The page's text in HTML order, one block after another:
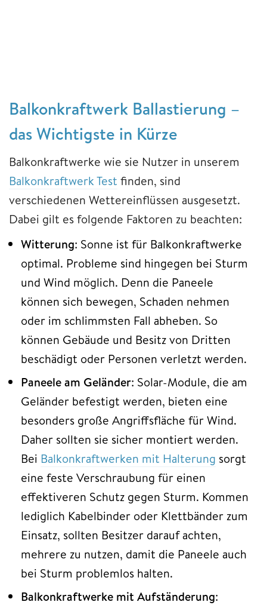
Balkonkraftwerk Ballastierung –
das Wichtigste in Kürze
Balkonkraftwerke wie sie Nutzer in unserem
Balkonkraftwerk Test finden, sind
verschiedenen Wettereinflüssen ausgesetzt.
Dabei gilt es folgende Faktoren zu beachten:
Witterung: Sonne ist für Balkonkraftwerke
optimal. Probleme sind hingegen bei Sturm
und Wind möglich. Denn die Paneele
können sich bewegen, Schaden nehmen
oder im schlimmsten Fall abheben. So
können Gebäude und Besitz von Dritten
beschädigt oder Personen verletzt werden.
Paneele am Geländer: Solar-Module, die am
Geländer befestigt werden, bieten eine
besonders große Angriffsfläche für Wind.
Daher sollten sie sicher montiert werden.
Bei Balkonkraftwerken mit Halterung sorgt
eine feste Verschraubung für einen
effektiveren Schutz gegen Sturm. Kommen
lediglich Kabelbinder oder Klettbänder zum
Einsatz, sollten Besitzer darauf achten,
mehrere zu nutzen, damit die Paneele auch
bei Sturm problemlos halten.
Balkonkraftwerke mit Aufständerung: